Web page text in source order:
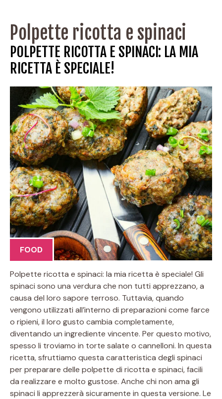
Polpette ricotta e spinaci
POLPETTE RICOTTA E SPINACI: LA MIA
RICETTA È SPECIALE!
FOOD
Polpette ricotta e spinaci: la mia ricetta è speciale! Gli
spinaci sono una verdura che non tutti apprezzano, a
causa del loro sapore terroso. Tuttavia, quando
vengono utilizzati all’interno di preparazioni come farce
o ripieni, il loro gusto cambia completamente,
diventando un ingrediente vincente. Per questo motivo,
spesso li troviamo in torte salate o cannelloni. In questa
ricetta, sfruttiamo questa caratteristica degli spinaci
per preparare delle polpette di ricotta e spinaci, facili
da realizzare e molto gustose. Anche chi non ama gli
spinaci li apprezzerà sicuramente in questa versione. Le